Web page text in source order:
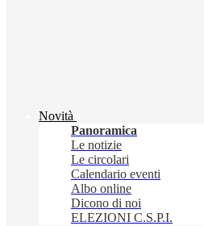
Novità
Panoramica
Le notizie
Le circolari
Calendario eventi
Albo online
Dicono di noi
ELEZIONI C.S.P.I.